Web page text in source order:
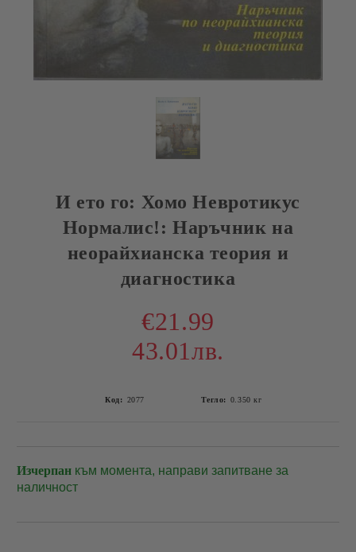
И ето го: Хомо Невротикус
Нормалис!: Наръчник на
неорайхианска теория и
диагностика
€21.99
43.01лв.
Код: 2077 Тегло: 0.350 кг
Изчерпан към момента, направи запитване за
наличност